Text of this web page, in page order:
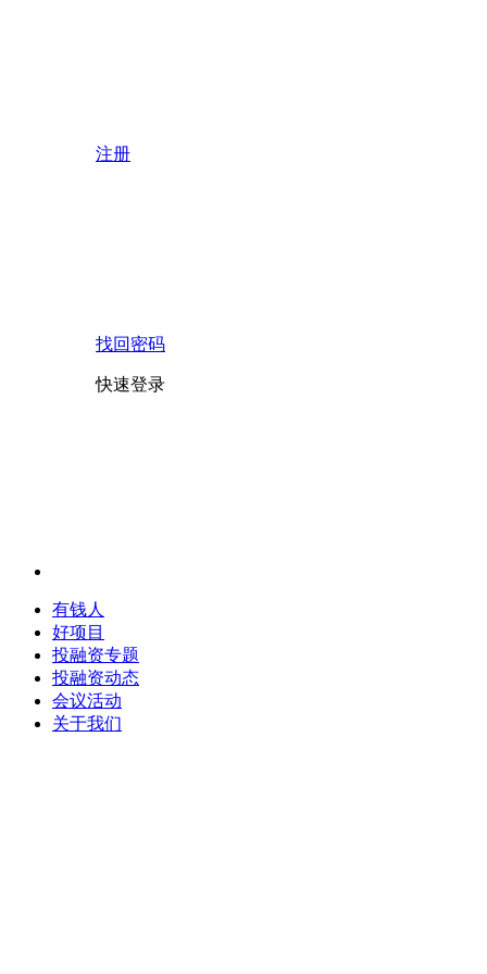
注册
找回密码
快速登录
有钱人
好项目
投融资专题
投融资动态
会议活动
关于我们